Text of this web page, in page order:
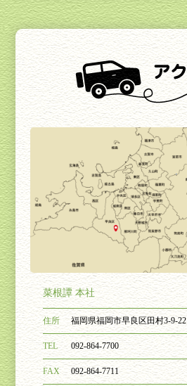
菜根譚 本社
住所 福岡県福岡市早良区田村3-9-22
TEL 092-864-7700
FAX 092-864-7711